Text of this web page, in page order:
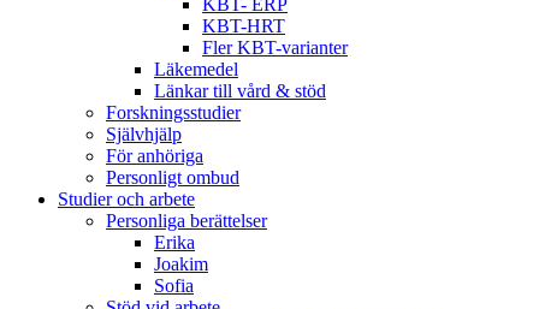
KBT- ERP
KBT-HRT
Fler KBT-varianter
Läkemedel
Länkar till vård & stöd
Forskningsstudier
Självhjälp
För anhöriga
Personligt ombud
Studier och arbete
Personliga berättelser
Erika
Joakim
Sofia